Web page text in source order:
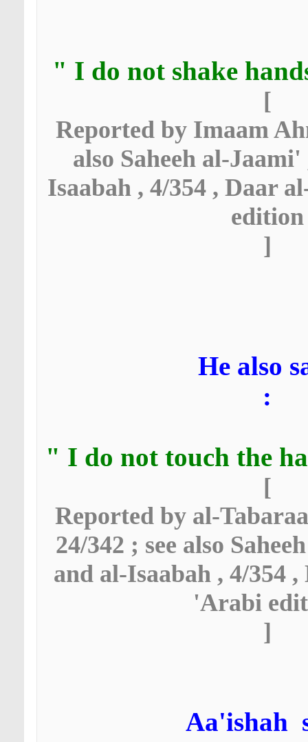
]
Reported by Imaam
also Saheeh al-
Isaabah , 4/354 , Daar
edition
[
He also
:
]
Reported by al-
24/342 ; see also
and al-Isaabah , 4/354
'Arabi
[
Aa'ishah